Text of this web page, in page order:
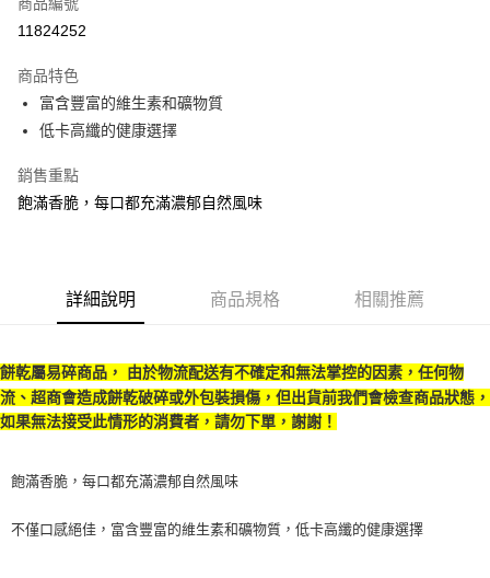
超商取貨付款
Apple Pay
Google Pay
ATM付款
每筆NT$70，滿NT$1,000(含以上)免運費
每筆NT$70，滿NT$1,000(含以上)免運費
7-11取貨付款
付款後7-11取貨
11824252
商品特色
富含豐富的維生素和礦物質
低卡高纖的健康選擇
銷售重點
飽滿香脆，每口都充滿濃郁自然風味
詳細說明 商品規格 相關推薦
餅乾屬易碎商品， 由於物流配送有不確定和無法掌控的因素，任何物
流、超商會造成餅乾破碎或外包裝損傷，但出貨前我們會檢查商品狀態，
如果無法接受此情形的消費者，請勿下單，謝謝！
飽滿香脆，每口都充滿濃郁自然風味
不僅口感絕佳，富含豐富的維生素和礦物質，低卡高纖的健康選擇